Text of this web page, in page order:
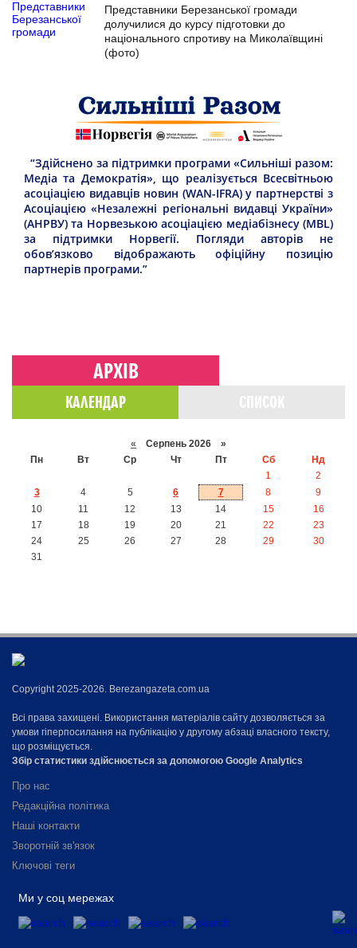
Представники Березанської громади
долучилися до курсу підготовки до
національного спротиву на Миколаївщині
(фото)
“Здійснено за підтримки програми «Сильніші разом:
Медіа та Демократія», що реалізується Всесвітньою
асоціацією видавців новин (WAN-IFRA) у партнерстві з
Асоціацією «Незалежні регіональні видавці України»
(АНРВУ) та Норвезькою асоціацією медіабізнесу (MBL)
за підтримки Норвегії. Погляди авторів не
обов’язково відображають офіційну позицію
партнерів програми.”
АРХІВ
КАЛЕНДАР
« Серпень 2026 »
Пн
Вт Ср Чт Пт Сб
Нд
1
2
3
4 5 6 7 8
9
10
11 12 13 14 15
16
17
18 19 20 21 22
23
24
25 26 27 28 29
30
31
Copyright 2025-2026. Berezangazeta.com.ua
Всі права захищені. Використання матеріалів сайту дозволяється за
умови гіперпосилання на публікацію у другому абзаці власного тексту,
що розміщується.
Збір статистики здійснюється за допомогою Google Analytics
Про нас
Редакційна політика
Наші контакти
Зворотній зв'язок
Ключові теги
Ми у соц мережах